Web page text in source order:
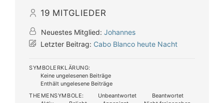
19 MITGLIEDER
Neuestes Mitglied: Johannes
Letzter Beitrag: Cabo Blanco heute Nacht
SYMBOLERKLÄRUNG:
Keine ungelesenen Beiträge
Enthält ungelesene Beiträge
THEMENSYMBOLE:
Unbeantwortet
Beantwortet